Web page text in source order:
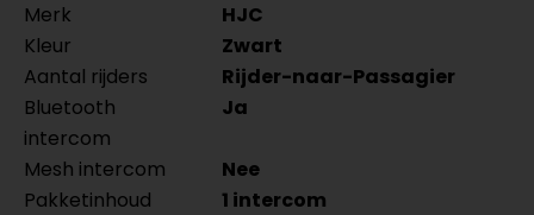
Merk
HJC
Kleur
Zwart
Aantal rijders
Rijder-naar-Passagier
Bluetooth
intercom
Ja
Mesh intercom
Nee
Pakketinhoud
1 intercom